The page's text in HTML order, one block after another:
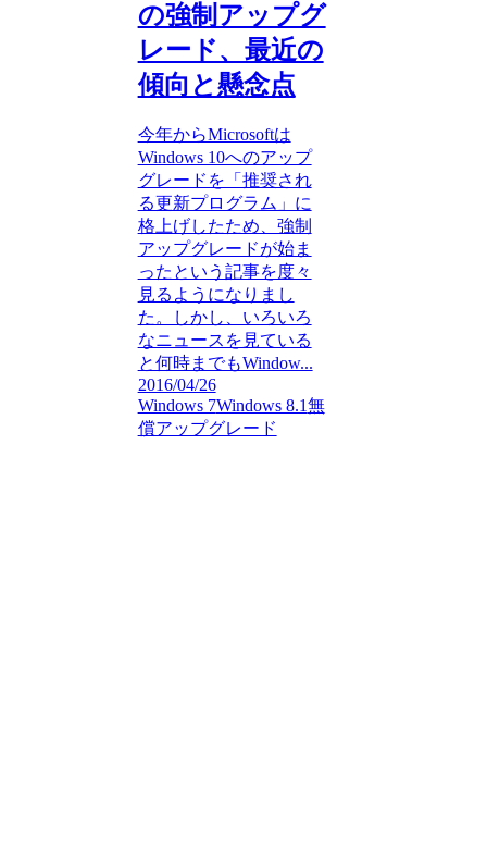
の強制アップグ
レード、最近の
傾向と懸念点
今年からMicrosoftは
Windows 10へのアップ
グレードを「推奨され
る更新プログラム」に
格上げしたため、強制
アップグレードが始ま
ったという記事を度々
見るようになりまし
た。しかし、いろいろ
なニュースを見ている
と何時までもWindow...
2016/04/26
Windows 7Windows 8.1無
償アップグレード